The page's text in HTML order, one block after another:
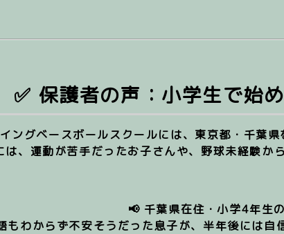
✅ 保護者の声：小学生で始
ングベースボールスクールには、東京都・千葉県
は、運動が苦手だったお子さんや、野球未経験か
📢 千葉県在住・小学4年生